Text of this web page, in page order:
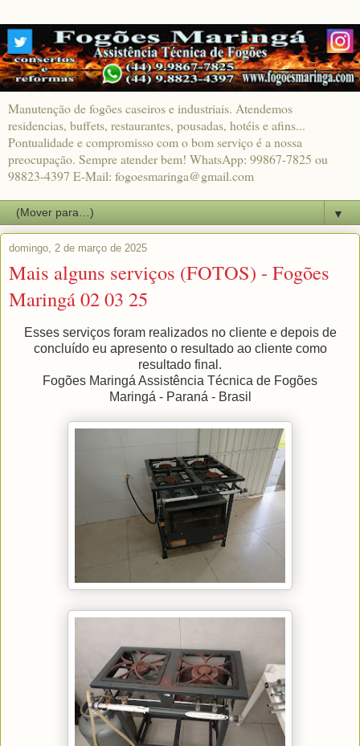
Manutenção de fogões caseiros e industriais. Atendemos
residencias, buffets, restaurantes, pousadas, hotéis e afins...
Pontualidade e compromisso com o bom serviço é a nossa
preocupação. Sempre atender bem! WhatsApp: 99867-7825 ou
98823-4397 E-Mail: fogoesmaringa@gmail.com
▼
domingo, 2 de março de 2025
Mais alguns serviços (FOTOS) - Fogões
Maringá 02 03 25
Esses serviços foram realizados no cliente e depois de
concluído eu apresento o resultado ao cliente como
resultado final.
Fogões Maringá Assistência Técnica de Fogões
Maringá - Paraná - Brasil